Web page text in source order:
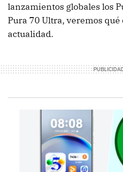
lanzamientos globales los
Pura 70 Ultra, veremos qué
actualidad.